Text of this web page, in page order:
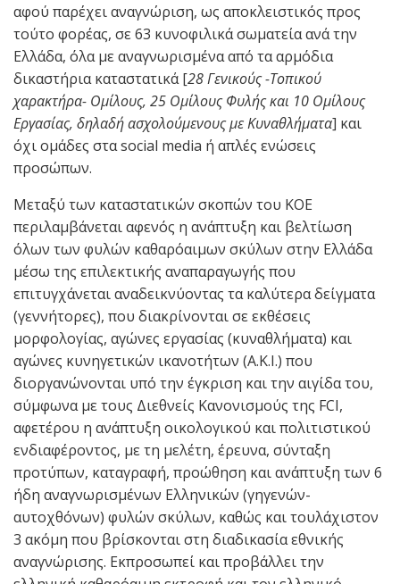
αφού παρέχει αναγνώριση, ως αποκλειστικός προς
τούτο φορέας, σε 63 κυνοφιλικά σωματεία ανά την
Ελλάδα, όλα με αναγνωρισμένα από τα αρμόδια
δικαστήρια καταστατικά [28 Γενικούς -Τοπικού
χαρακτήρα- Ομίλους, 25 Ομίλους Φυλής και 10 Ομίλους
Εργασίας, δηλαδή ασχολούμενους με Κυναθλήματα] και
όχι ομάδες στα social media ή απλές ενώσεις
προσώπων.
Μεταξύ των καταστατικών σκοπών του ΚΟΕ
περιλαμβάνεται αφενός η ανάπτυξη και βελτίωση
όλων των φυλών καθαρόαιμων σκύλων στην Ελλάδα
μέσω της επιλεκτικής αναπαραγωγής που
επιτυγχάνεται αναδεικνύοντας τα καλύτερα δείγματα
(γεννήτορες), που διακρίνονται σε εκθέσεις
μορφολογίας, αγώνες εργασίας (κυναθλήματα) και
αγώνες κυνηγετικών ικανοτήτων (Α.Κ.Ι.) που
διοργανώνονται υπό την έγκριση και την αιγίδα του,
σύμφωνα με τους Διεθνείς Κανονισμούς της FCI,
αφετέρου η ανάπτυξη οικολογικού και πολιτιστικού
ενδιαφέροντος, με τη μελέτη, έρευνα, σύνταξη
προτύπων, καταγραφή, προώθηση και ανάπτυξη των 6
ήδη αναγνωρισμένων Ελληνικών (γηγενών-
αυτοχθόνων) φυλών σκύλων, καθώς και τουλάχιστον
3 ακόμη που βρίσκονται στη διαδικασία εθνικής
αναγνώρισης. Εκπροσωπεί και προβάλλει την